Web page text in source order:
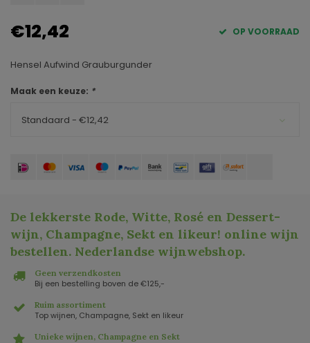
€12,42 OP VOORRAAD
Hensel Aufwind Grauburgunder
Maak een keuze: *
Standaard - €12,42
De lekkerste Rode, Witte, Rosé en Dessert-
wijn, Champagne, Sekt en likeur! online wijn
bestellen. Nederlandse wijnwebshop.
Geen verzendkosten
Bij een bestelling boven de €125,-
Ruim assortiment
Top wijnen, Champagne, Sekt en likeur
Unieke wijnen, Champagne en Sekt